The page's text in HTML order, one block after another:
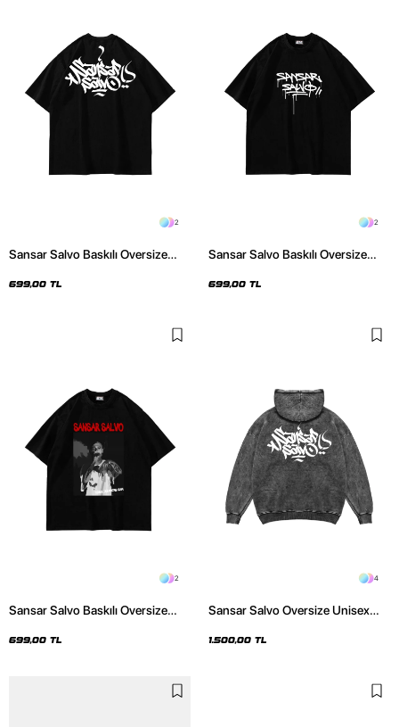
2
Sansar Salvo Baskılı Oversize
699,00 TL
2
Sansar Salvo Baskılı Oversize
699,00 TL
2
Sansar Salvo Baskılı Oversize
699,00 TL
4
Sansar Salvo Oversize Unisex
1.500,00 TL